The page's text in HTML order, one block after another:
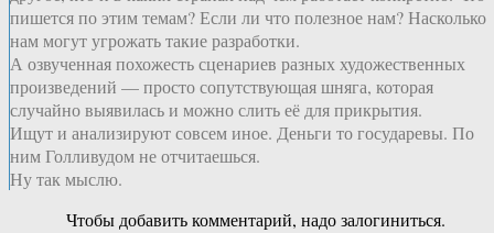
пишется по этим темам? Если ли что полезное нам? Насколько
нам могут угрожать такие разработки.
А озвученная похожесть сценариев разных художественных
произведений — просто сопутствующая шняга, которая
случайно выявилась и можно слить её для прикрытия.
Ищут и анализируют совсем иное. Деньги то государевы. По
ним Голливудом не отчитаешься.
Ну так мыслю.
Чтобы добавить комментарий, надо залогиниться.